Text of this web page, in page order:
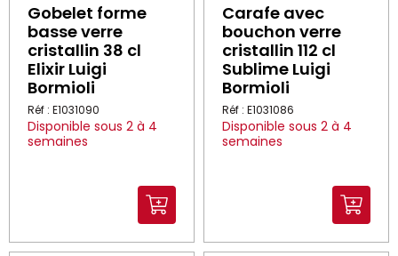
Gobelet forme
basse verre
cristallin 38 cl
Elixir Luigi
Bormioli
Réf : E1031090
Disponible sous 2 à 4
semaines
Carafe avec
bouchon verre
cristallin 112 cl
Sublime Luigi
Bormioli
Réf : E1031086
Disponible sous 2 à 4
semaines